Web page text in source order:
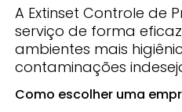
A Extinset Controle de
serviço de forma
ambientes mais
contaminações
Como escolher uma